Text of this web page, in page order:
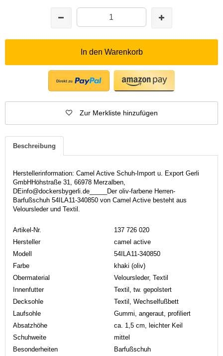
In den Warenkorb
Zur Merkliste hinzufügen
Beschreibung
Herstellerinformation: Camel Active Schuh-Import u. Export Gerli
GmbHHöhstraße 31, 66978 Merzalben,
DEinfo@dockersbygerli.de_____Der oliv-farbene Herren-
Barfußschuh 54ILA11-340850 von Camel Active besteht aus
Veloursleder und Textil.
Artikel-Nr.
137 726 020
Hersteller
camel active
Modell
54ILA11-340850
Farbe
khaki (oliv)
Obermaterial
Veloursleder, Textil
Innenfutter
Textil, tw. gepolstert
Decksohle
Textil, Wechselfußbett
Laufsohle
Gummi, angeraut, profiliert
Absatzhöhe
ca. 1,5 cm, leichter Keil
Schuhweite
mittel
Besonderheiten
Barfußschuh